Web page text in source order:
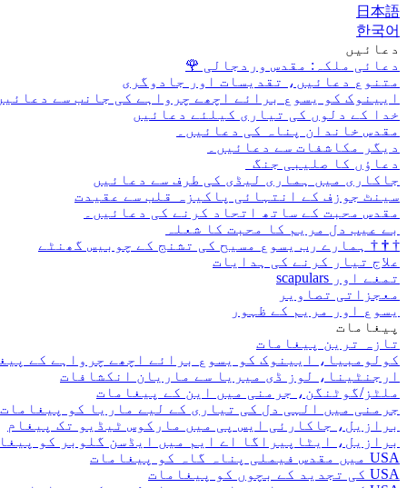
日本語
한국어
دعائیں
دعائی ملکہ: مقدس وردجالی 🌹
متنوع دعائیں، تقدیسات اور جادوگری
ایینوک کو یسوع برائے اچھے چرواہے کی جانب سے
خدا کے دلوں کی تیاری کیلئے دعائیں
مقدس خاندان پناہ کی دعائیں۔
دیگر مکاشفات سے دعائیں۔
دعاؤں کا صلیبی جنگ
جاکاری میں ہماری لیڈی کی طرف سے دعائیں
سینٹ جوزف کے انتہائی پاکیزہ قلب سے عقیدت
مقدس محبت کے ساتھ اتحاد کرنے کی دعائیں۔
بے عیب دل مریم کا محبت کا شعلہ
†
†
† ہمارے رب یسوع مسیح کی تشنج کے چوبیس گھنٹے
علاج تیار کرنے کی ہدایات
تمغے اور scapulars
معجزاتی تصاویر
یسوع اور مریم کے ظہور
پیغامات
تازہ ترین پیغامات
کولومبیا، ایینوک کو یسوع برائے اچھے چرواہے کے
ارجنٹینا، لوز ڈی میریا سے ماریان انکشافات
ملٹز/گوٹنگن، جرمنی میں این کے پیغامات
جرمنی میں الہی دل کی تیاری کے لیے ماریا کو پیغامات
برازیل، جاکارئی ایس پی میں مارکوس ٹیڈیو تک پیغام
برازیل، ایٹاپیراگا اے ایم میں ایڈسن گلوبر کو
USA میں مقدس فیملی پناہ گاہ کو پیغامات
USA کی تجدید کے بچوں کو پیغامات